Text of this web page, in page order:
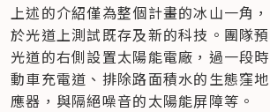
上述的介紹僅為整個計畫的冰山一角
於光道上測試既存及新的科技。團隊
光道的右側設置太陽能電廠，過一段
動車充電道、排除路面積水的生態窪
應器，與隔絕噪音的太陽能屏障等。